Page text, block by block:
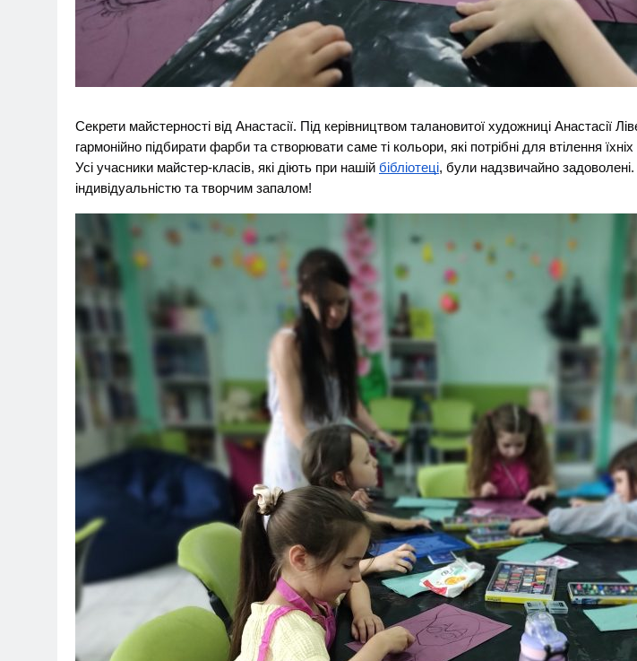
Секрети майстерності від Анастасії. Під керівництвом талановитої художниці Анастасії
гармонійно підбирати фарби та створювати саме ті кольори, які потрібні для втілення їхніх
Усі учасники майстер-класів, які діють при нашій бібліотеці, були надзвичайно
індивідуальністю та творчим запалом!